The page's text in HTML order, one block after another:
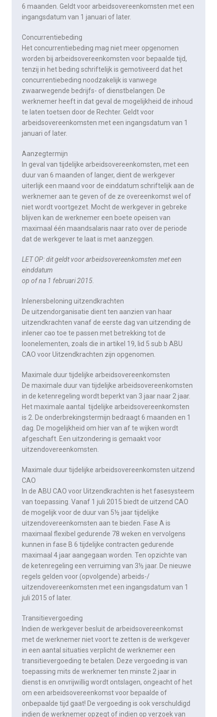
6 maanden. Geldt voor arbeidsovereenkomsten met een
ingangsdatum van 1 januari of later.
Concurrentiebeding
Het concurrentiebeding mag niet meer opgenomen
worden bij arbeidsovereenkomsten voor bepaalde tijd,
tenzij in het beding schriftelijk is gemotiveerd dat het
concurrentiebeding noodzakelijk is vanwege
zwaarwegende bedrijfs- of dienstbelangen. De
werknemer heeft in dat geval de mogelijkheid de inhoud
te laten toetsen door de Rechter. Geldt voor
arbeidsovereenkomsten met een ingangsdatum van 1
januari of later.
Aanzegtermijn
In geval van tijdelijke arbeidsovereenkomsten, met een
duur van 6 maanden of langer, dient de werkgever
uiterlijk een maand voor de einddatum schriftelijk aan de
werknemer aan te geven of de ze overeenkomst wel of
niet wordt voortgezet. Mocht de werkgever in gebreke
blijven kan de werknemer een boete opeisen van
maximaal één maandsalaris naar rato over de periode
dat de werkgever te laat is met aanzeggen.
LET OP: dit geldt voor arbeidsovereenkomsten met een
einddatum
op of na 1 februari 2015.
Inlenersbeloning uitzendkrachten
De uitzendorganisatie dient ten aanzien van haar
uitzendkrachten vanaf de eerste dag van uitzending de
inlener cao toe te passen met betrekking tot de
loonelementen, zoals die in artikel 19, lid 5 sub b ABU
CAO voor Uitzendkrachten zijn opgenomen.
Maximale duur tijdelijke arbeidsovereenkomsten
De maximale duur van tijdelijke arbeidsovereenkomsten
in de ketenregeling wordt beperkt van 3 jaar naar 2 jaar.
Het maximale aantal tijdelijke arbeidsovereenkomsten
is 2. De onderbrekingstermijn bedraagt 6 maanden en 1
dag. De mogelijkheid om hier van af te wijken wordt
afgeschaft. Een uitzondering is gemaakt voor
uitzendovereenkomsten.
Maximale duur tijdelijke arbeidsovereenkomsten uitzend
CAO
In de ABU CAO voor Uitzendkrachten is het fasesysteem
van toepassing. Vanaf 1 juli 2015 biedt de uitzend CAO
de mogelijk voor de duur van 5½ jaar tijdelijke
uitzendovereenkomsten aan te bieden. Fase A is
maximaal flexibel gedurende 78 weken en vervolgens
kunnen in fase B 6 tijdelijke contracten gedurende
maximaal 4 jaar aangegaan worden. Ten opzichte van
de ketenregeling een verruiming van 3½ jaar. De nieuwe
regels gelden voor (opvolgende) arbeids-/
uitzendovereenkomsten met een ingangsdatum van 1
juli 2015 of later.
Transitievergoeding
Indien de werkgever besluit de arbeidsovereenkomst
met de werknemer niet voort te zetten is de werkgever
in een aantal situaties verplicht de werknemer een
transitievergoeding te betalen. Deze vergoeding is van
toepassing mits de werknemer ten minste 2 jaar in
dienst is en onvrijwillig wordt ontslagen, ongeacht of het
om een arbeidsovereenkomst voor bepaalde of
onbepaalde tijd gaat! De vergoeding is ook verschuldigd
indien de werknemer opzegt of indien op verzoek van